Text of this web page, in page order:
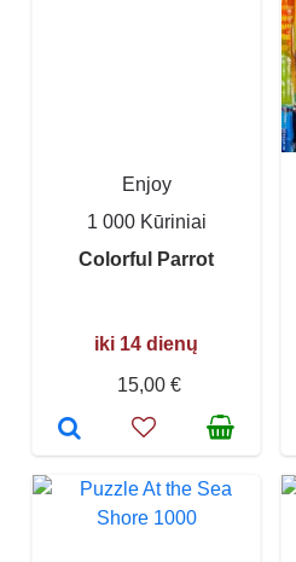
Enjoy
1 000 Kūriniai
Colorful Parrot
iki 14 dienų
15,00 €